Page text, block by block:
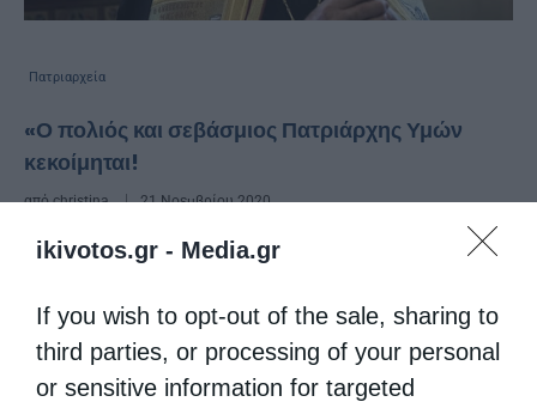
ikivotos.gr - Media.gr
If you wish to opt-out of the sale, sharing to
third parties, or processing of your personal
or sensitive information for targeted
Πατριαρχεία
«Ο πολιός και σεβάσμιος Πατριάρχης Υμών
κεκοίμηται!
απόchristina 21 Νοεμβρίου 2020
O Οικουμενικπός Πατριάρχης .κ.
Γράμμα προς την “Αγιωτάτη Εκκλησία της
Σερβίας” για την εκδημία του Πατριάρχου